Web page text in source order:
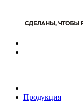
Продукция